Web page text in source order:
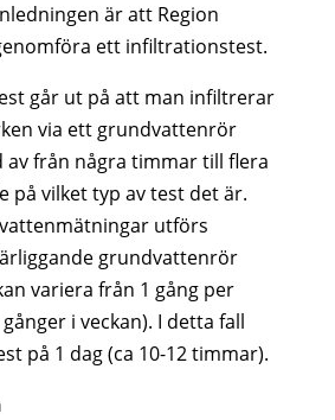
är att Region
ett infiltrationstest.
går ut på att man infiltrerar
via ett grundvattenrör
av från några timmar till flera
på vilket typ av test det är.
utförs
grundvattenrör
variera från 1 gång per
i veckan). I detta fall
på 1 dag (ca 10-12 timmar).